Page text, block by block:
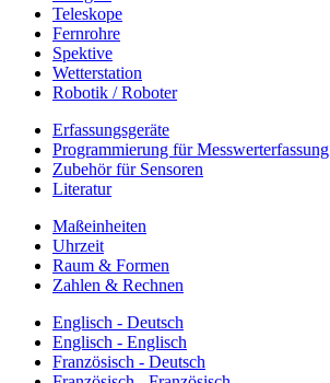
Teleskope
Fernrohre
Spektive
Wetterstation
Robotik / Roboter
Erfassungsgeräte
Programmierung für Messwerterfassung
Zubehör für Sensoren
Literatur
Maßeinheiten
Uhrzeit
Raum & Formen
Zahlen & Rechnen
Englisch - Deutsch
Englisch - Englisch
Französisch - Deutsch